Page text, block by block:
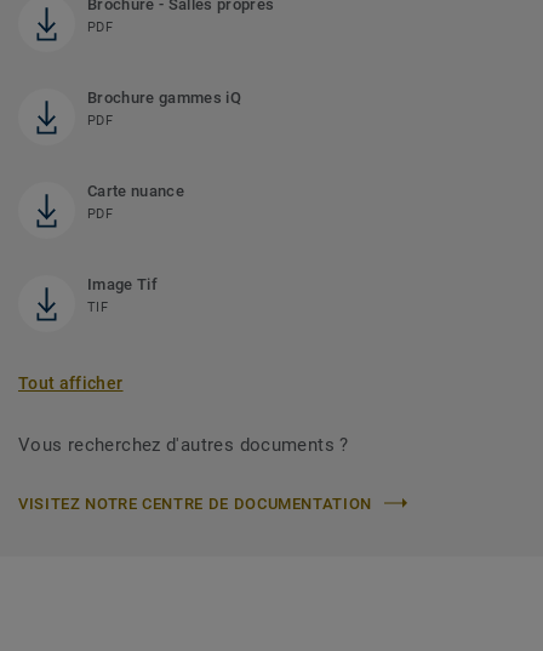
Brochure - Salles propres
PDF
Brochure gammes iQ
PDF
Carte nuance
PDF
Image Tif
TIF
Tout afficher
Vous recherchez d'autres documents ?
VISITEZ NOTRE CENTRE DE DOCUMENTATION